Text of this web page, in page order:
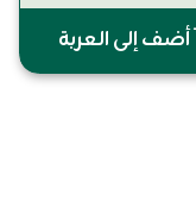
أضف إلى العربة